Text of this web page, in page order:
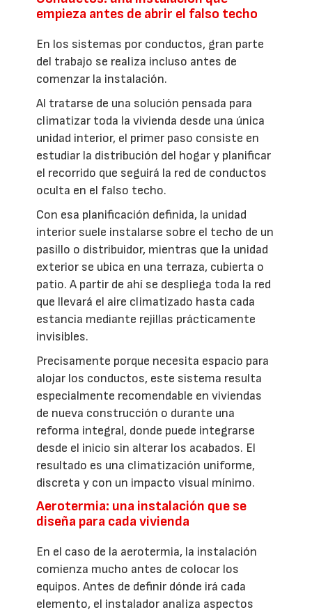
empieza antes de abrir el falso techo
En los sistemas por conductos, gran parte
del trabajo se realiza incluso antes de
comenzar la instalación.
Al tratarse de una solución pensada para
climatizar toda la vivienda desde una única
unidad interior, el primer paso consiste en
estudiar la distribución del hogar y planificar
el recorrido que seguirá la red de conductos
oculta en el falso techo.
Con esa planificación definida, la unidad
interior suele instalarse sobre el techo de un
pasillo o distribuidor, mientras que la unidad
exterior se ubica en una terraza, cubierta o
patio. A partir de ahí se despliega toda la red
que llevará el aire climatizado hasta cada
estancia mediante rejillas prácticamente
invisibles.
Precisamente porque necesita espacio para
alojar los conductos, este sistema resulta
especialmente recomendable en viviendas
de nueva construcción o durante una
reforma integral, donde puede integrarse
desde el inicio sin alterar los acabados. El
resultado es una climatización uniforme,
discreta y con un impacto visual mínimo.
Aerotermia: una instalación que se
diseña para cada vivienda
En el caso de la aerotermia, la instalación
comienza mucho antes de colocar los
equipos. Antes de definir dónde irá cada
elemento, el instalador analiza aspectos